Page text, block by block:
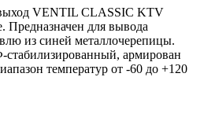
VENTIL CLASSIC KTV
Предназначен для вывода
из синей металлочерепицы.
армирован
температур от -60 до +120